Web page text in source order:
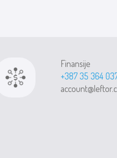
Finansije
+387 35 364